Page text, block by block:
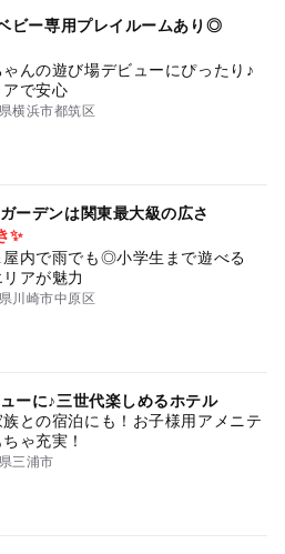
ビー専用プレイルームあり◎
んの遊び場デビューにぴったり♪
で安心
横浜市都筑区
ーデンは関東最大級の広さ
✨
屋内で雨でも◎小学生まで遊べる
アが魅力
川崎市中原区
ーに♪三世代楽しめるホテル
族との宿泊にも！お子様用アメニテ
ゃ充実！
三浦市